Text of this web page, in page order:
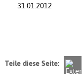
31.01.2012
Teile diese Seite: